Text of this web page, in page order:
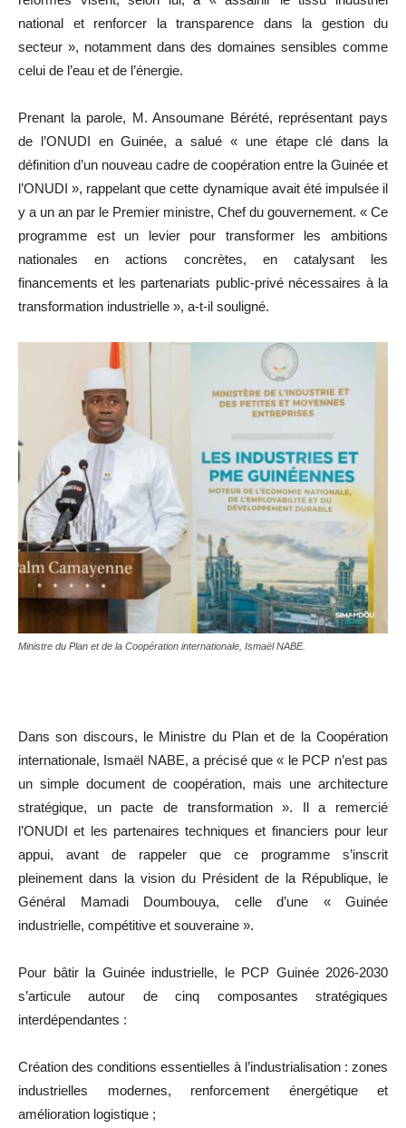
national et renforcer la transparence dans la gestion du
secteur », notamment dans des domaines sensibles comme
celui de l’eau et de l’énergie.
Prenant la parole, M. Ansoumane Bérété, représentant pays
de l’ONUDI en Guinée, a salué « une étape clé dans la
définition d’un nouveau cadre de coopération entre la Guinée et
l’ONUDI », rappelant que cette dynamique avait été impulsée il
y a un an par le Premier ministre, Chef du gouvernement. « Ce
programme est un levier pour transformer les ambitions
nationales en actions concrètes, en catalysant les
financements et les partenariats public-privé nécessaires à la
transformation industrielle », a-t-il souligné.
Ministre du Plan et de la Coopération internationale, Ismaël NABE.
Dans son discours, le Ministre du Plan et de la Coopération
internationale, Ismaël NABE, a précisé que « le PCP n’est pas
un simple document de coopération, mais une architecture
stratégique, un pacte de transformation ». Il a remercié
l’ONUDI et les partenaires techniques et financiers pour leur
appui, avant de rappeler que ce programme s’inscrit
pleinement dans la vision du Président de la République, le
Général Mamadi Doumbouya, celle d’une « Guinée
industrielle, compétitive et souveraine ».
Pour bâtir la Guinée industrielle, le PCP Guinée 2026-2030
s’articule autour de cinq composantes stratégiques
interdépendantes :
Création des conditions essentielles à l’industrialisation : zones
industrielles modernes, renforcement énergétique et
amélioration logistique ;